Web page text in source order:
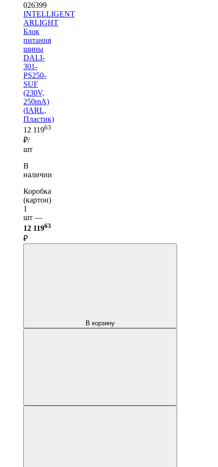
026399
INTELLIGENT
ARLIGHT
Блок
питания
шины
DALI-
301-
PS250-
SUF
(230V,
250mA)
(IARL,
Пластик)
12 11963
₽/
шт
В
наличии
Коробка
(картон)
1
шт —
12 11963
₽
В корзину